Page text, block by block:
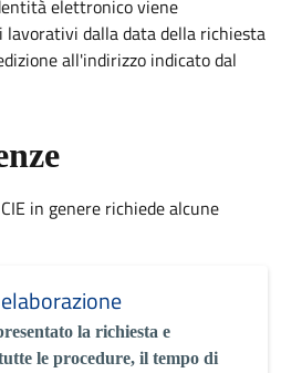
elettronico viene
dalla data della richiesta
all'indirizzo indicato dal
in genere richiede alcune
la richiesta e
le procedure, il tempo di